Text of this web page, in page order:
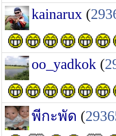
kainarux (
oo_yadkok (
พีกะพัด (